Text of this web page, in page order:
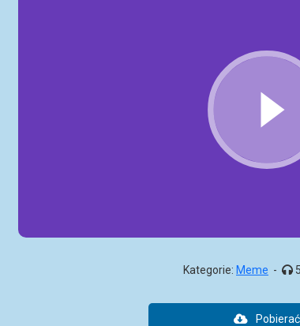
Kategorie: Meme -
Pobierać